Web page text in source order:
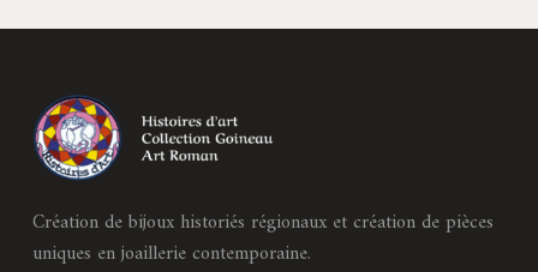
Création de bijoux historiés régionaux et création de pièces
uniques en joaillerie contemporaine.